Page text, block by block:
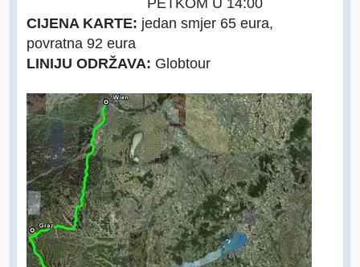
CIJENA KARTE: jedan smjer 65 eura,
povratna 92 eura
LINIJU ODRŽAVA: Globtour